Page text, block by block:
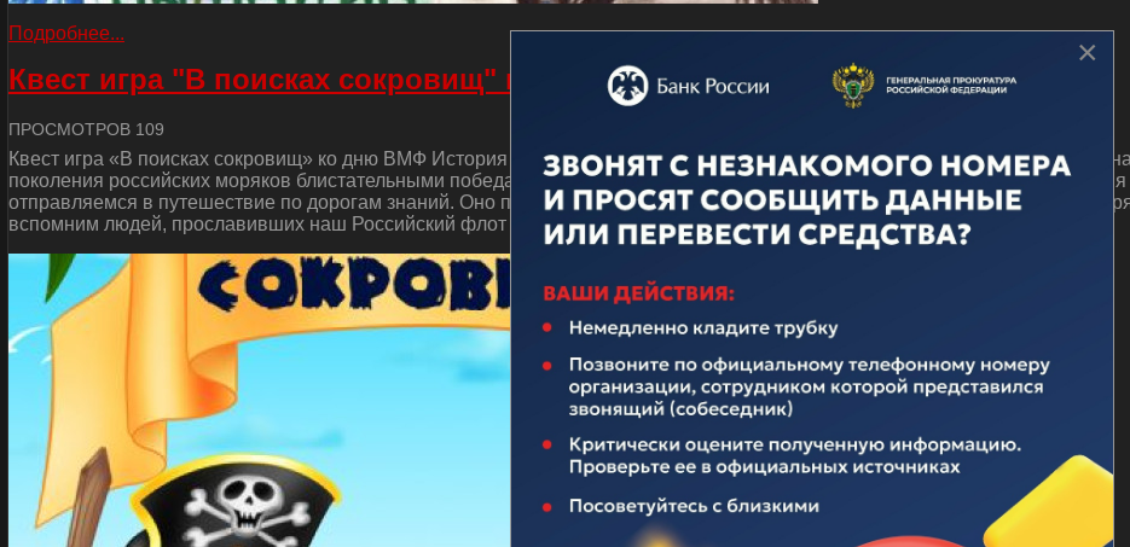
Подробнее...
Квест игра "В поисках сокровищ" ко дню ВМФ
ПРОСМОТРОВ 109
Квест игра «В поисках сокровищ» ко дню ВМФ История отечественного флота неотделима от истории нашего
поколения российских моряков блистательными победами над иноземными захватчиками, героическими подвигами во
отправляемся в путешествие по дорогам знаний. Оно посвящается истории Российского Флота. Поэтому поплывем по
вспомним людей, прославивших наш Российский флот и сделавших очень много для его становления и развития.
×